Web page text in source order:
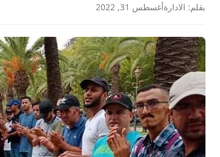
بقلم: الادارةأغسطس 31, 2022